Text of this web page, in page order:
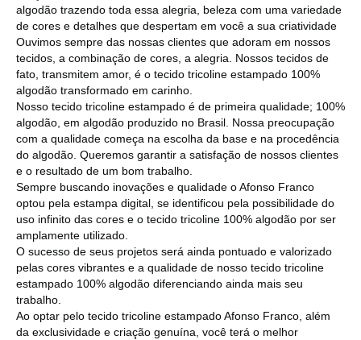
algodão trazendo toda essa alegria, beleza com uma variedade
de cores e detalhes que despertam em você a sua criatividade
Ouvimos sempre das nossas clientes que adoram em nossos
tecidos, a combinação de cores, a alegria. Nossos tecidos de
fato, transmitem amor, é o tecido tricoline estampado 100%
algodão transformado em carinho.
Nosso tecido tricoline estampado é de primeira qualidade; 100%
algodão, em algodão produzido no Brasil. Nossa preocupação
com a qualidade começa na escolha da base e na procedência
do algodão. Queremos garantir a satisfação de nossos clientes
e o resultado de um bom trabalho.
Sempre buscando inovações e qualidade o Afonso Franco
optou pela estampa digital, se identificou pela possibilidade do
uso infinito das cores e o tecido tricoline 100% algodão por ser
amplamente utilizado.
O sucesso de seus projetos será ainda pontuado e valorizado
pelas cores vibrantes e a qualidade de nosso tecido tricoline
estampado 100% algodão diferenciando ainda mais seu
trabalho.
Ao optar pelo tecido tricoline estampado Afonso Franco, além
da exclusividade e criação genuína, você terá o melhor